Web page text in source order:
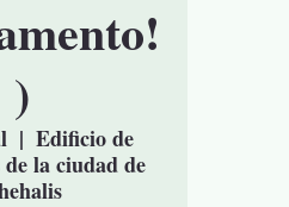
)
  |
Edificio de
la ciudad de